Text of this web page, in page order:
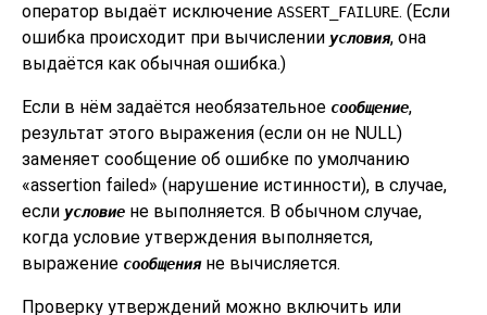
оператор выдаёт исключение ASSERT_FAILURE. (Если
ошибка происходит при вычислении условия, она
выдаётся как обычная ошибка.)
Если в нём задаётся необязательное сообщение,
результат этого выражения (если он не NULL)
заменяет сообщение об ошибке по умолчанию
«assertion failed» (нарушение истинности), в случае,
если условие не выполняется. В обычном случае,
когда условие утверждения выполняется,
выражение сообщенияне вычисляется.
Проверку утверждений можно включить или